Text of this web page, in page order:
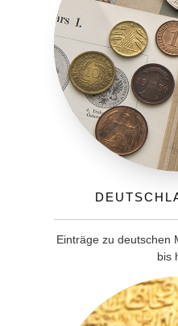
Einträge zu deutschen
bis